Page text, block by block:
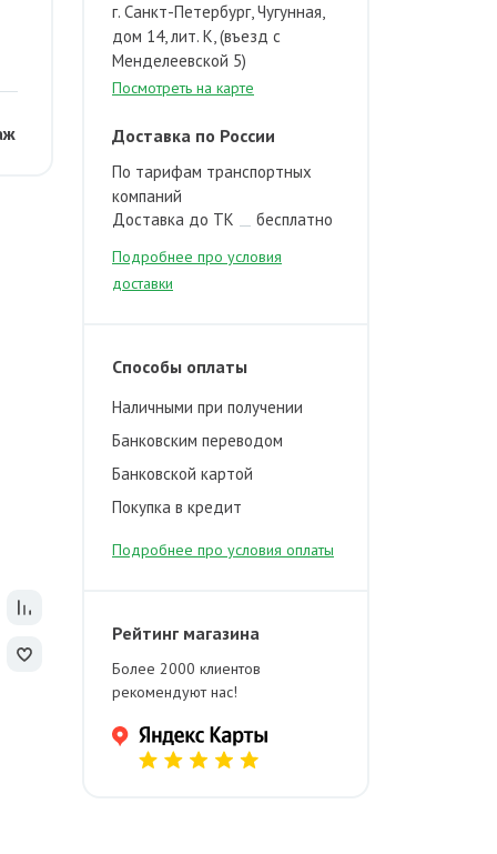
г. Санкт-Петербург, Чугунная,
дом 14, лит. К, (въезд с
Менделеевской 5)
Посмотреть на карте
Доставка по России
По тарифам транспортных
компаний
Доставка до ТК
бесплатно
Подробнее про условия
доставки
Способы оплаты
Наличными при получении
Банковским переводом
Банковской картой
Покупка в кредит
Подробнее про условия оплаты
Рейтинг магазина
Более 2000 клиентов
рекомендуют нас!